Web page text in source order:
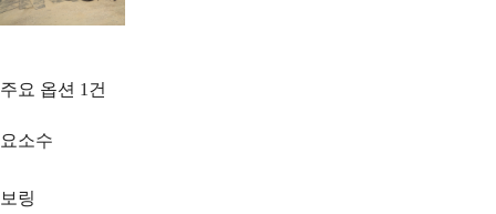
주요 옵션 1 건
요소수
보링